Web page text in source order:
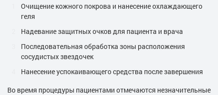
Очищение кожного покрова и нанесение охлаждающего
геля
Надевание защитных очков для пациента и врача
Последовательная обработка зоны расположения
сосудистых звездочек
Нанесение успокаивающего средства после завершения
Во время процедуры пациентами отмечаются незначительные